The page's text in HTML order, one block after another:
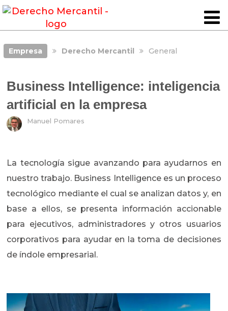
Empresa Derecho Mercantil General
Business Intelligence: inteligencia
artificial en la empresa
Manuel Pomares
La tecnología sigue avanzando para ayudarnos en
nuestro trabajo. Business Intelligence es un proceso
tecnológico mediante el cual se analizan datos y, en
base a ellos, se presenta información accionable
para ejecutivos, administradores y otros usuarios
corporativos para ayudar en la toma de decisiones
de índole empresarial.